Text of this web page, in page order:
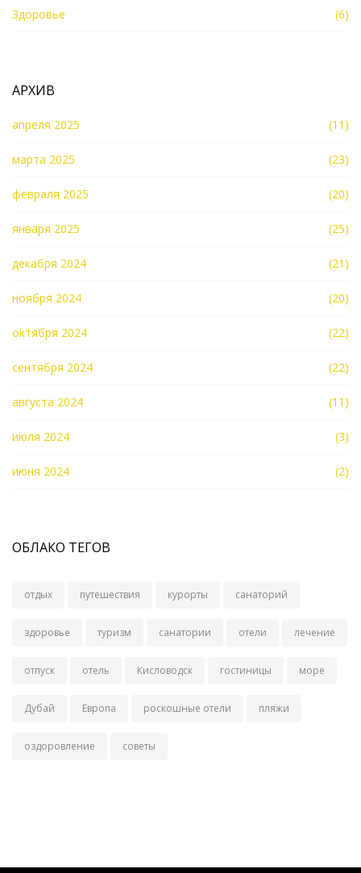
Здоровье (6)
АРХИВ
апреля 2025 (11)
марта 2025 (23)
февраля 2025 (20)
января 2025 (25)
декабря 2024 (21)
ноября 2024 (20)
октября 2024 (22)
сентября 2024 (22)
августа 2024 (11)
июля 2024 (3)
июня 2024 (2)
ОБЛАКО ТЕГОВ
отдых путешествия курорты санаторий
здоровье туризм санатории отели лечение
отпуск отель Кисловодск гостиницы море
Дубай Европа роскошные отели пляжи
оздоровление советы